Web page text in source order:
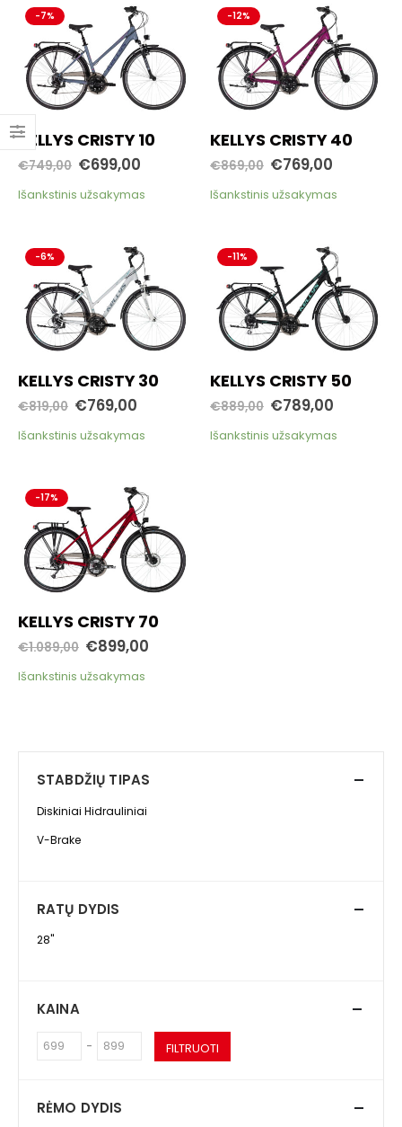
-7%
KELLYS CRISTY 10
€749,00 €699,00
Išankstinis užsakymas
-12%
KELLYS CRISTY 40
€869,00 €769,00
Išankstinis užsakymas
-6%
KELLYS CRISTY 30
€819,00 €769,00
Išankstinis užsakymas
-11%
KELLYS CRISTY 50
€889,00 €789,00
Išankstinis užsakymas
-17%
KELLYS CRISTY 70
€1.089,00 €899,00
Išankstinis užsakymas
STABDŽIŲ TIPAS
Diskiniai Hidrauliniai
V-Brake
RATŲ DYDIS
28"
KAINA
- FILTRUOTI
RĖMO DYDIS